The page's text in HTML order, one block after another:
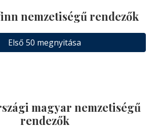
nemzetiségű rendezők
Első 50 megnyitása
magyar nemzetiségű
rendezők